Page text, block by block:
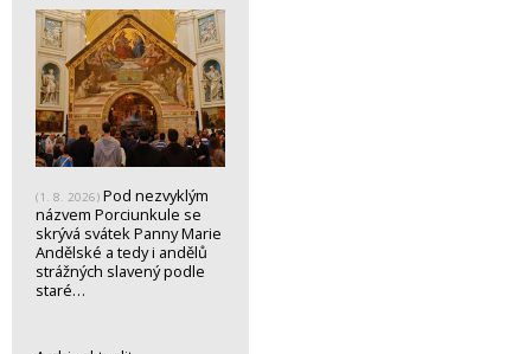
(1. 8. 2026) Pod nezvyklým
názvem Porciunkule se
skrývá svátek Panny Marie
Andělské a tedy i andělů
strážných slavený podle
staré…